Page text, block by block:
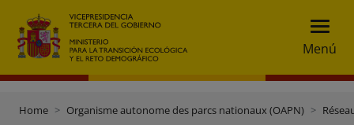
Menú
Home Organisme autonome des parcs nationaux (OAPN)